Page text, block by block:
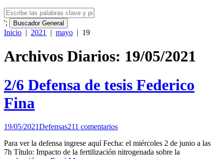
'; Buscador General
Inicio | 2021 | mayo | 19
Archivos Diarios: 19/05/2021
2/6 Defensa de tesis Federico
Fina
19/05/2021Defensas211 comentarios
Para ver la defensa ingrese aquí Fecha: el miércoles 2 de junio a las
7h Título: Impacto de la fertilización nitrogenada sobre la